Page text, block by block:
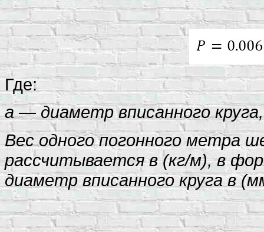
Где:
а — диаметр вписанного
Вес одного погонного метра
рассчитывается в (кг/м), в
диаметр вписанного круга в